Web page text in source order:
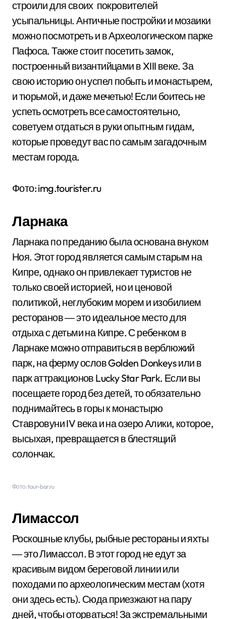
строили для своих покровителей
усыпальницы. Античные постройки и мозаики
можно посмотреть и в Археологическом парке
Пафоса. Также стоит посетить замок,
построенный византийцами в XIII веке. За
свою историю он успел побыть и монастырем,
и тюрьмой, и даже мечетью! Если боитесь не
успеть осмотреть все самостоятельно,
советуем отдаться в руки опытным гидам,
которые проведут вас по самым загадочным
местам города.
Фото: img.tourister.ru
Ларнака
Ларнака по преданию была основана внуком
Ноя. Этот город является самым старым на
Кипре, однако он привлекает туристов не
только своей историей, но и ценовой
политикой, неглубоким морем и изобилием
ресторанов ― это идеальное место для
отдыха с детьми на Кипре. С ребенком в
Ларнаке можно отправиться в верблюжий
парк, на ферму ослов Golden Donkeys или в
парк аттракционов Lucky Star Park. Если вы
посещаете город без детей, то обязательно
поднимайтесь в горы к монастырю
Ставровуни IV века и на озеро Алики, которое,
высыхая, превращается в блестящий
солончак.
Фото: tour-bar.ru
Лимассол
Роскошные клубы, рыбные рестораны и яхты
― это Лимассол. В этот город не едут за
красивым видом береговой линии или
походами по археологическим местам (хотя
они здесь есть). Сюда приезжают на пару
дней, чтобы оторваться! За экстремальными